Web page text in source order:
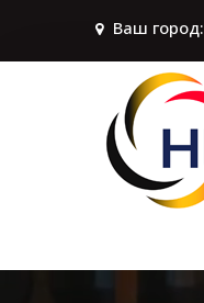
Ваш город: